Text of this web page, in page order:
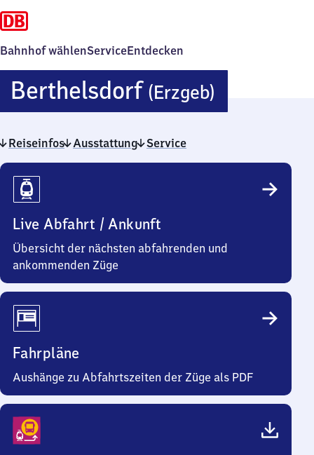
Bahnhof wählenServiceEntdecken
Berthelsdorf (Erzgeb)
Reiseinfos Ausstattung Service
Reiseinfos
Live Abfahrt / Ankunft
Übersicht der nächsten abfahrenden und
ankommenden Züge
Fahrpläne
Aushänge zu Abfahrtszeiten der Züge als PDF